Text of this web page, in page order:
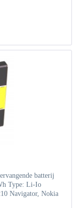
batterij
Type: Li-Io
Navigator, Nokia